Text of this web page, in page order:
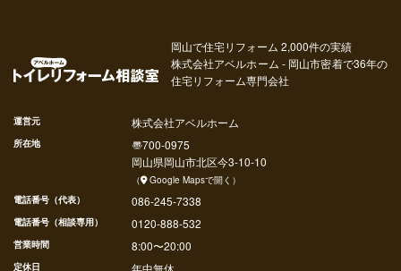
岡山で住宅リフォーム 2,000件の実績
株式会社アベルホーム - 岡山市密着で36年の
住宅リフォーム専門会社
運営元 株式会社アベルホーム
所在地 〠700-0975
岡山県岡山市北区今3-10-10
（ Google Mapsで開く ）
電話番号（代表）
086-245-7338
電話番号（相談専用） 0120-888-532
営業時間 8:00〜20:00
定休日 年中無休